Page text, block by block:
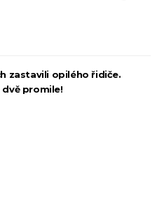
zastavili opilého řidiče.
dvě promile!